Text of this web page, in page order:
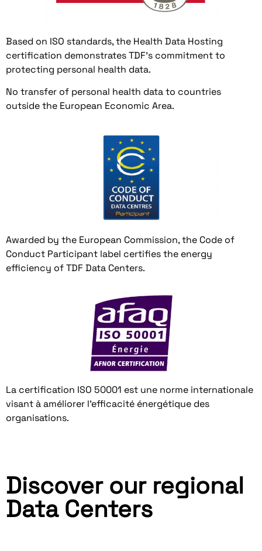
Based on ISO standards, the Health Data Hosting
certification demonstrates TDF's commitment to
protecting personal health data.
No transfer of personal health data to countries
outside the European Economic Area.
Awarded by the European Commission, the Code of
Conduct Participant label certifies the energy
efficiency of TDF Data Centers.
La certification ISO 50001 est une norme internationale
visant à améliorer l’efficacité énergétique des
organisations.
Discover our regional
Data Centers